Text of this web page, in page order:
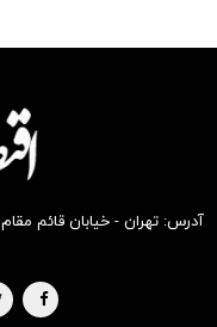
آدرس: تهران - خیابان قائم